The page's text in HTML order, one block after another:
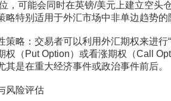
，可能会同时在英镑/美元上建立空头
略特别适用于外汇市场中非单边趋势的
：交易者可以利用外汇期权来进行“
权（Put Option）或看涨期权（Call
其是在重大经济事件或政治事件前后。
险评估